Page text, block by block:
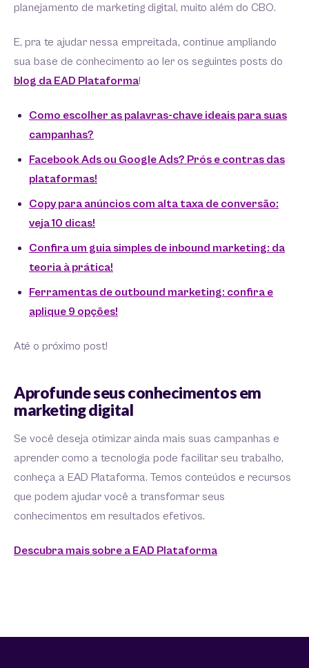
planejamento de marketing digital, muito além do CBO.
E, pra te ajudar nessa empreitada, continue ampliando
sua base de conhecimento ao ler os seguintes posts do
blog da EAD Plataforma!
Como escolher as palavras-chave ideais para suas
campanhas?
Facebook Ads ou Google Ads? Prós e contras das
plataformas!
Copy para anúncios com alta taxa de conversão:
veja 10 dicas!
Confira um guia simples de inbound marketing: da
teoria à prática!
Ferramentas de outbound marketing: confira e
aplique 9 opções!
Até o próximo post!
Aprofunde seus conhecimentos em
marketing digital
Se você deseja otimizar ainda mais suas campanhas e
aprender como a tecnologia pode facilitar seu trabalho,
conheça a EAD Plataforma. Temos conteúdos e recursos
que podem ajudar você a transformar seus
conhecimentos em resultados efetivos.
Descubra mais sobre a EAD Plataforma